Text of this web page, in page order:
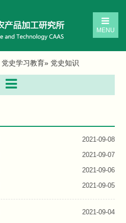
MENU
党史学习教育» 党史知识
2021-09-08
2021-09-07
2021-09-06
2021-09-05
2021-09-04